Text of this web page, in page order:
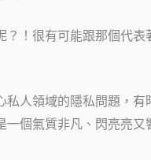
！很有可能跟那個代
人領域的隱私問題，
個氣質非凡、閃亮亮